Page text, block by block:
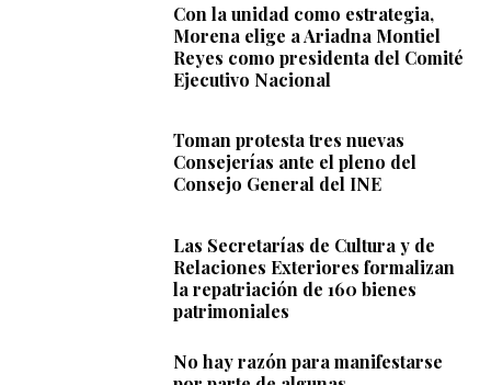
Con la unidad como estrategia,
Morena elige a Ariadna Montiel
Reyes como presidenta del Comité
Ejecutivo Nacional
Toman protesta tres nuevas
Consejerías ante el pleno del
Consejo General del INE
Las Secretarías de Cultura y de
Relaciones Exteriores formalizan
la repatriación de 160 bienes
patrimoniales
No hay razón para manifestarse